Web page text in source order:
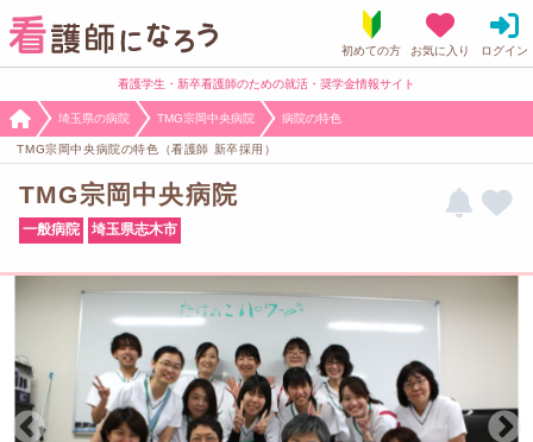
看護学生・新卒看護師のための就活・奨学金情報サイト
埼玉県の病院 TMG宗岡中央病院 病院の特色
TMG宗岡中央病院の特色（看護師 新卒採用）
TMG宗岡中央病院
一般病院 埼玉県志木市